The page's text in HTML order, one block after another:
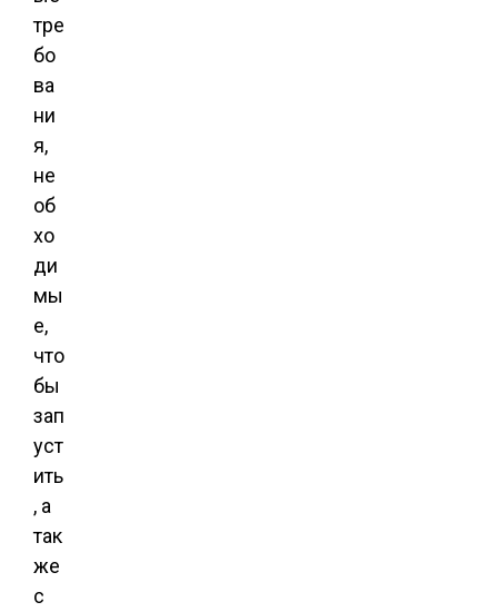
тре
бо
ва
ни
я,
не
об
хо
ди
мы
е,
что
бы
зап
уст
ить
, а
так
же
с